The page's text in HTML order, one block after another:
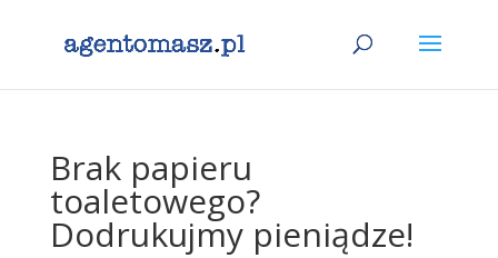
Brak papieru
toaletowego?
Dodrukujmy pieniądze!